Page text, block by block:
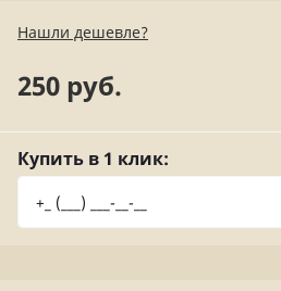
Нашли дешевле?
250 руб.
Купить в 1 клик: